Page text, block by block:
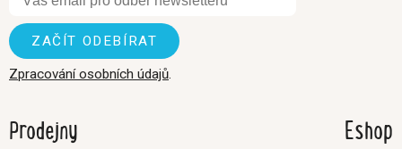
Zpracování osobních údajů.
Prodejny Eshop